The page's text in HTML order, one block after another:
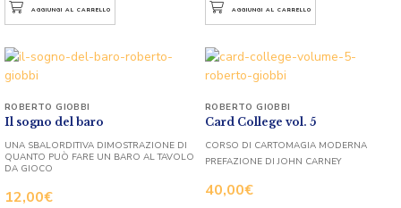
AGGIUNGI AL CARRELLO AGGIUNGI AL CARRELLO
Il sogno del baro
12,00€
ROBERTO GIOBBI
UNA SBALORDITIVA DIMOSTRAZIONE DI
QUANTO PUÒ FARE UN BARO AL TAVOLO
DA GIOCO
Card College vol. 5
40,00€
ROBERTO GIOBBI
CORSO DI CARTOMAGIA MODERNA
PREFAZIONE DI JOHN CARNEY